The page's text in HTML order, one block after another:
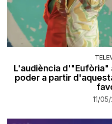
L'audiència
poder a partir
11/